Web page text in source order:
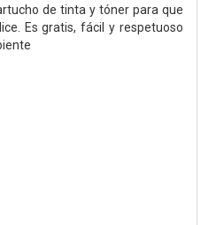
de tinta y tóner para que
Es gratis, fácil y respetuoso